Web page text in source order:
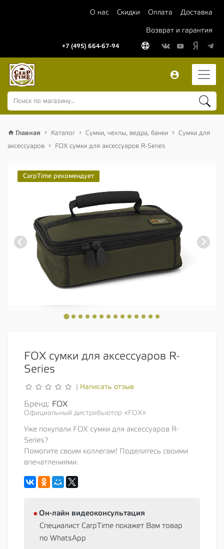
О нас Скидки Оплата Доставка
Возврат и гарантия
+7 (495) 664-67-94
Главная Каталог Сумки, чехлы, ведра, банки
Сумки для
аксессуаров
FOX сумки для аксессуаров R-Series
CarpTime рекомендует
FOX сумки для аксессуаров R-
Series
Написать отзыв
Бренд: FOX
Официальный дистрибьютор «FOX»
Уже покупали FOX сумки для аксессуаров R-
Series?
Помогите своим коллегам! Поделитесь своими
впечатлениями.
⦁ Oн-лайн видеоконсультация
Специалист CarpTime покажет Вам товар
по WhatsApp